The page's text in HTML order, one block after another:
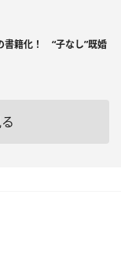
書籍化！ “子なし”既婚